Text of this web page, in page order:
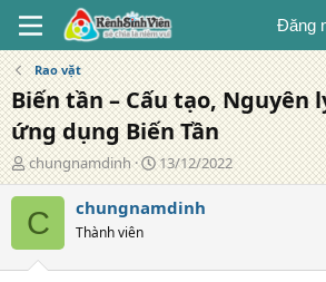
Đăng
Rao vặt
Biến tần – Cấu tạo, Nguyên
ứng dụng Biến Tần
T
á
c
g
ả
chungnamdinh
N
g
à
13/12/2022
C chungnamdinh
Thành viên